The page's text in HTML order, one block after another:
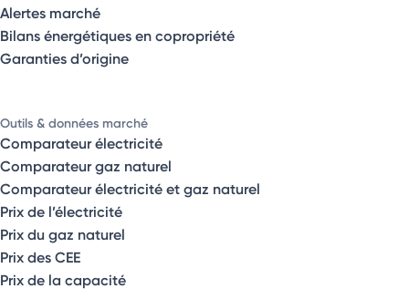
Alertes marché
Bilans énergétiques en copropriété
Garanties d’origine
Outils & données marché
Comparateur électricité
Comparateur gaz naturel
Comparateur électricité et gaz naturel
Prix de l’électricité
Prix du gaz naturel
Prix des CEE
Prix de la capacité